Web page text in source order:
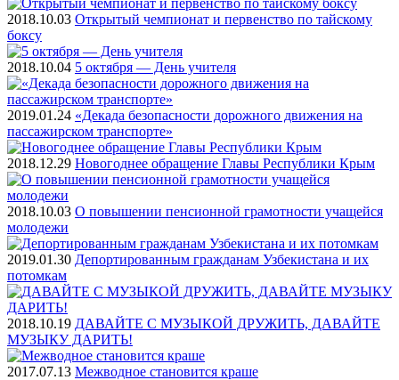
2018.10.03 Открытый чемпионат и первенство по тайскому
боксу
2018.10.04 5 октября — День учителя
2019.01.24 «Декада безопасности дорожного движения на
пассажирском транспорте»
2018.12.29 Новогоднее обращение Главы Республики Крым
2018.10.03 О повышении пенсионной грамотности учащейся
молодежи
2019.01.30 Депортированным гражданам Узбекистана и их
потомкам
2018.10.19 ДАВАЙТЕ С МУЗЫКОЙ ДРУЖИТЬ, ДАВАЙТЕ
МУЗЫКУ ДАРИТЬ!
2017.07.13 Межводное становится краше